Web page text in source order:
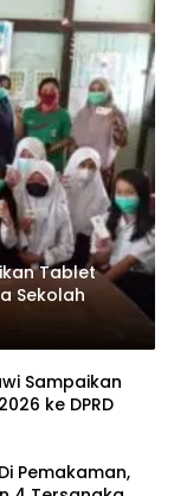
Tablet
Sekolah
Sampaikan
ke DPRD
Pemakaman,